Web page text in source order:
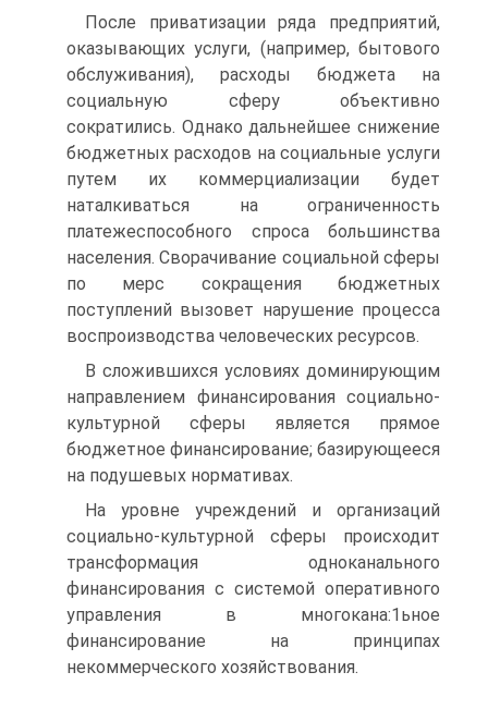
После приватизации ряда предприятий,
оказывающих услуги, (например, бытового
обслуживания), расходы бюджета на
социаль­ную сферу объективно
сократились. Однако дальнейшее снижение
бюджетных расходов на социальные услуги
путем их коммерциали­зации будет
наталкиваться на ограниченность
платежеспособного спроса большинства
населения. Сворачивание социальной сферы
по мерс сокращения бюджетных
поступлений вызовет нарушение процесса
воспроизводства человеческих ресурсов.
В сложившихся условиях доминирующим
направлением финан­сирования социально-
культурной сферы является прямое
бюджет­ное финансирование; базирующееся
на подушевых нормативах.
На уровне учреждений и организаций
социально-культурной сферы происходит
трансформация одноканального
финансирования с системой оперативного
управления в многокана:1ьное
финансирование на принципах
некоммерческого хозяйствования.